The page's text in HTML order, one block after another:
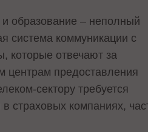
образование – неполный
система коммуникации с
которые отвечают за
предоставления
сектору требуется
страховых компаниях,